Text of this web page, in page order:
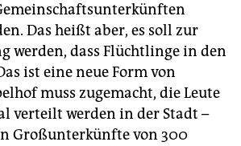
Das heißt aber, es soll zur
werden, dass Flüchtlinge in den
ist eine neue Form von
muss zugemacht, die Leute
verteilt werden in der Stadt –
Großunterkünfte von 300